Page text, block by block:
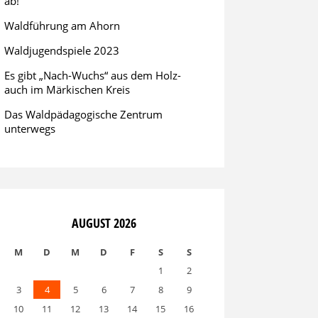
Waldführung am Ahorn
Waldjugendspiele 2023
Es gibt „Nach-Wuchs“ aus dem Holz-
auch im Märkischen Kreis
Das Waldpädagogische Zentrum
unterwegs
AUGUST 2026
M D M D F S
S
1
2
3
4 5 6 7 8
9
10
11 12 13 14 15 16